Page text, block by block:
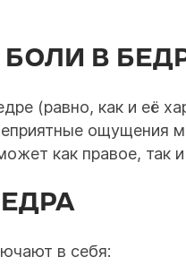
В
(равно, как и её
ощущения
как правое,
в себя: